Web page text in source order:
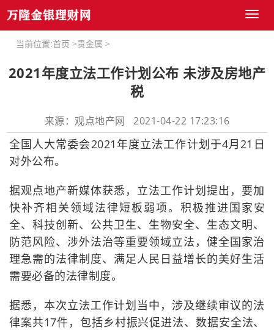
Toggle
当前位置:首页 >贵金属 >
2021年度立法工作计划公布 未涉及房地产
税
来源：观点地产网 2021-04-22 17:23:16
全国人大常委会2021年度立法工作计划于4月21日
对外公布。
据观点地产新媒体获悉，立法工作计划提出，要加
快补齐相关领域法律短板弱项。积极推进国家安
全、科技创新、公共卫生、生物安全、生态文明、
防范风险、涉外法治等重要领域立法，健全国家治
理急需的法律制度、满足人民日益增长的美好生活
需要必备的法律制度。
据悉，本次立法工作计划当中，涉及继续审议的法
律案共17件，包括乡村振兴促进法、数据安全法、